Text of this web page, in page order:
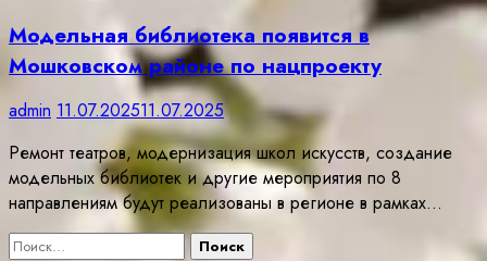
Модельная библиотека появится в
Мошковском районе по нацпроекту
admin 11.07.202511.07.2025
Ремонт театров, модернизация школ искусств, создание
модельных библиотек и другие мероприятия по 8
направлениям будут реализованы в регионе в рамках…
Найти: